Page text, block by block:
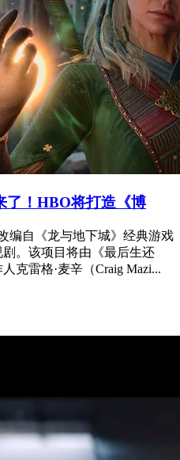
了！HBO将打造《博
编自《龙与地下城》经典游戏
。该项目将由《最后生还
克雷格·麦辛（Craig Mazi...